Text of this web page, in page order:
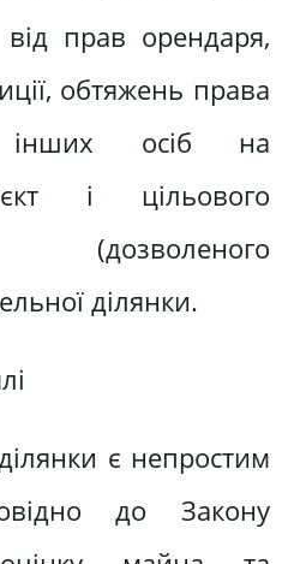
прав орендаря,
обтяжень права
осіб на
і цільового
ділянки.
є непростим
до Закону